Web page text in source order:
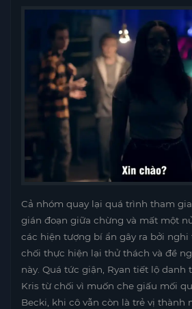
Cả nhóm quay lại quá trình tham
gián đoạn giữa chừng và mất một
các hiện tượng bí ẩn gây ra bởi nghi
chối thực hiện lại thử thách và đề
này. Quá tức giận, Ryan tiết lộ danh
Kris từ chối vì muốn che giấu mối
Becki, khi cô vẫn còn là trẻ vị thành